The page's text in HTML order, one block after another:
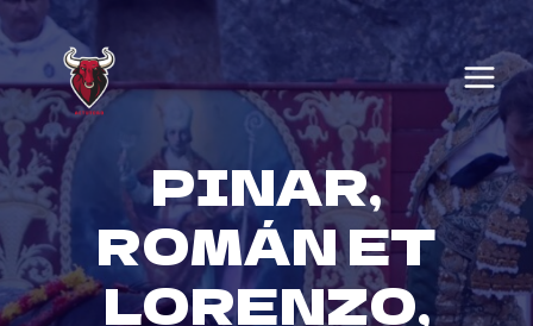
Skip
to
content
PINAR,
ROMÁN ET
LORENZO,